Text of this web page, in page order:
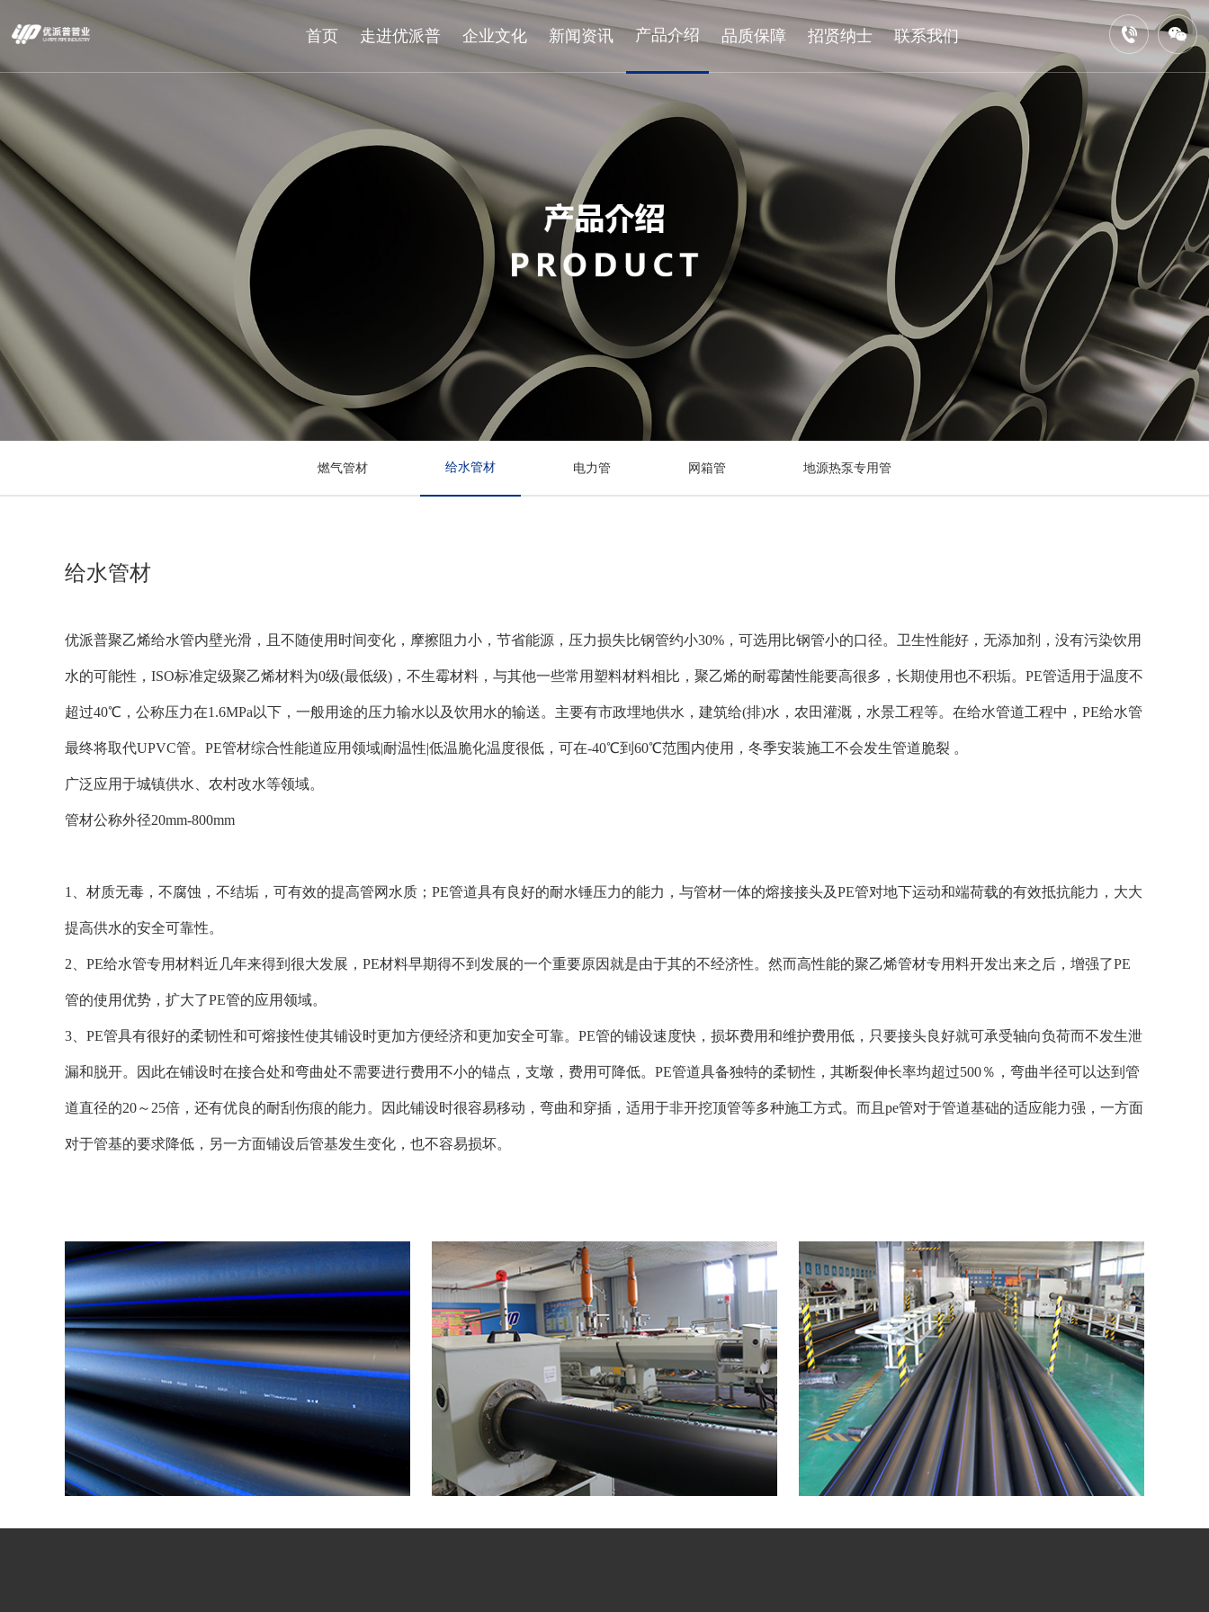
首页 走进优派普 企业文化 新闻资讯 产品介绍 品质保障 招贤纳士 联系我们
燃气管材 给水管材 电力管 网箱管 地源热泵专用管
给水管材
优派普聚乙烯给水管内壁光滑，且不随使用时间变化，摩擦阻力小，节省能源，压力损失比钢管约小30%，可选用比钢管小的口径。卫生性能好，无添加剂，没有污染饮用
水的可能性，ISO标准定级聚乙烯材料为0级(最低级)，不生霉材料，与其他一些常用塑料材料相比，聚乙烯的耐霉菌性能要高很多，长期使用也不积垢。PE管适用于温度不
超过40℃，公称压力在1.6MPa以下，一般用途的压力输水以及饮用水的输送。主要有市政埋地供水，建筑给(排)水，农田灌溉，水景工程等。在给水管道工程中，PE给水管
最终将取代UPVC管。PE管材综合性能道应用领域|耐温性|低温脆化温度很低，可在-40℃到60℃范围内使用，冬季安装施工不会发生管道脆裂 。
广泛应用于城镇供水、农村改水等领域。
管材公称外径20mm-800mm
1、材质无毒，不腐蚀，不结垢，可有效的提高管网水质；PE管道具有良好的耐水锤压力的能力，与管材一体的熔接接头及PE管对地下运动和端荷载的有效抵抗能力，大大
提高供水的安全可靠性。
2、PE给水管专用材料近几年来得到很大发展，PE材料早期得不到发展的一个重要原因就是由于其的不经济性。然而高性能的聚乙烯管材专用料开发出来之后，增强了PE
管的使用优势，扩大了PE管的应用领域。
3、PE管具有很好的柔韧性和可熔接性使其铺设时更加方便经济和更加安全可靠。PE管的铺设速度快，损坏费用和维护费用低，只要接头良好就可承受轴向负荷而不发生泄
漏和脱开。因此在铺设时在接合处和弯曲处不需要进行费用不小的锚点，支墩，费用可降低。PE管道具备独特的柔韧性，其断裂伸长率均超过500％，弯曲半径可以达到管
道直径的20～25倍，还有优良的耐刮伤痕的能力。因此铺设时很容易移动，弯曲和穿插，适用于非开挖顶管等多种施工方式。而且pe管对于管道基础的适应能力强，一方面
对于管基的要求降低，另一方面铺设后管基发生变化，也不容易损坏。